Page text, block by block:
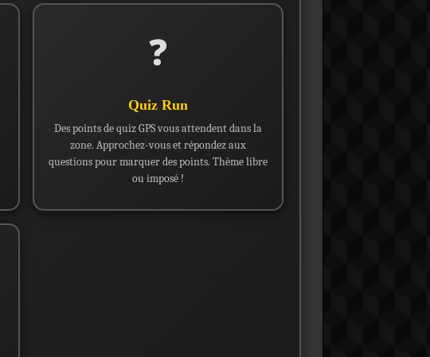
❓
Quiz Run
Des points de quiz GPS vous attendent dans la
zone. Approchez-vous et répondez aux
questions pour marquer des points. Thème libre
ou imposé !